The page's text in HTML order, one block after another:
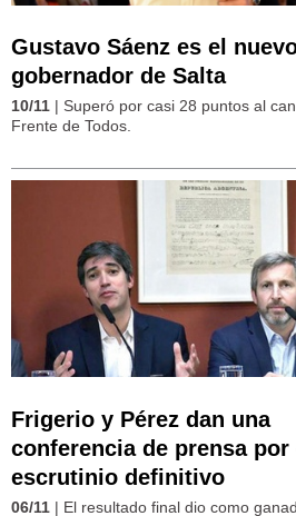
Gustavo Sáenz es el
gobernador de Salta
10/11 | Superó por casi 28 puntos al
Frente de Todos.
Frigerio y Pérez dan una
conferencia de prensa por
escrutinio definitivo
06/11 | El resultado final dio como